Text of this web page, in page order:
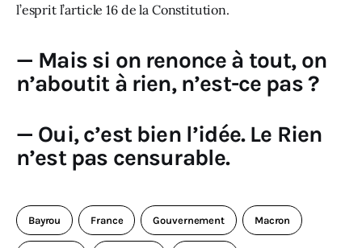
l’esprit l’article 16 de la Constitution.
— Mais si on renonce à tout, on
n’aboutit à rien, n’est-ce pas ?
— Oui, c’est bien l’idée. Le Rien
n’est pas censurable.
Bayrou France Gouvernement Macron